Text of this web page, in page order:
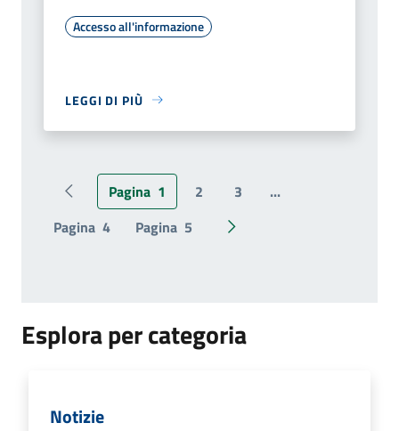
Accesso all'informazione
LEGGI DI PIÙ
Pagina precedente
Pagina 1 2 3
...
Pagina 4 Pagina 5 Pagina successiva
Esplora per categoria
Notizie